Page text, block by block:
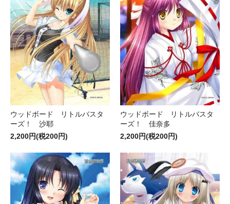
ウッドボード リトルバスタ
ーズ！ 沙耶
2,200円(税200円)
ウッドボード リトルバスタ
ーズ！ 佳奈多
2,200円(税200円)